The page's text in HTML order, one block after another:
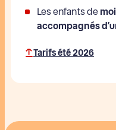
Les enfants de
accompagnés
Tarifs été 2026